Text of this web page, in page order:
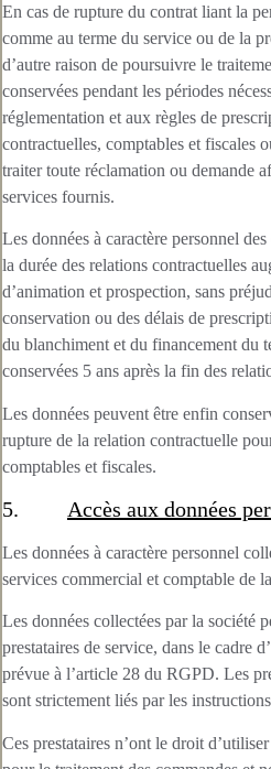
En cas de rupture du contrat liant la
comme au terme du service ou de la
d’autre raison de poursuivre le
conservées pendant les périodes
réglementation et aux règles de
contractuelles, comptables et fiscales
traiter toute réclamation ou demande
services fournis.
Les données à caractère personnel
la durée des relations contractuelles
d’animation et prospection, sans
conservation ou des délais de
du blanchiment et du financement du
conservées 5 ans après la fin des
Les données peuvent être enfin
rupture de la relation contractuelle
comptables et fiscales.
5. Accès aux données
Les données à caractère personnel
services commercial et comptable de
Les données collectées par la société
prestataires de service, dans le cadre
prévue à l’article 28 du RGPD. Les
sont strictement liés par les
Ces prestataires n’ont le droit